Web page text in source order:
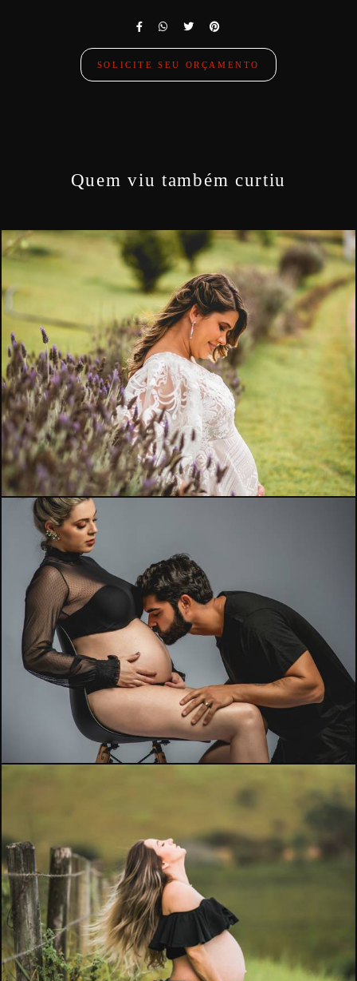
SOLICITE SEU ORÇAMENTO
Quem viu também curtiu